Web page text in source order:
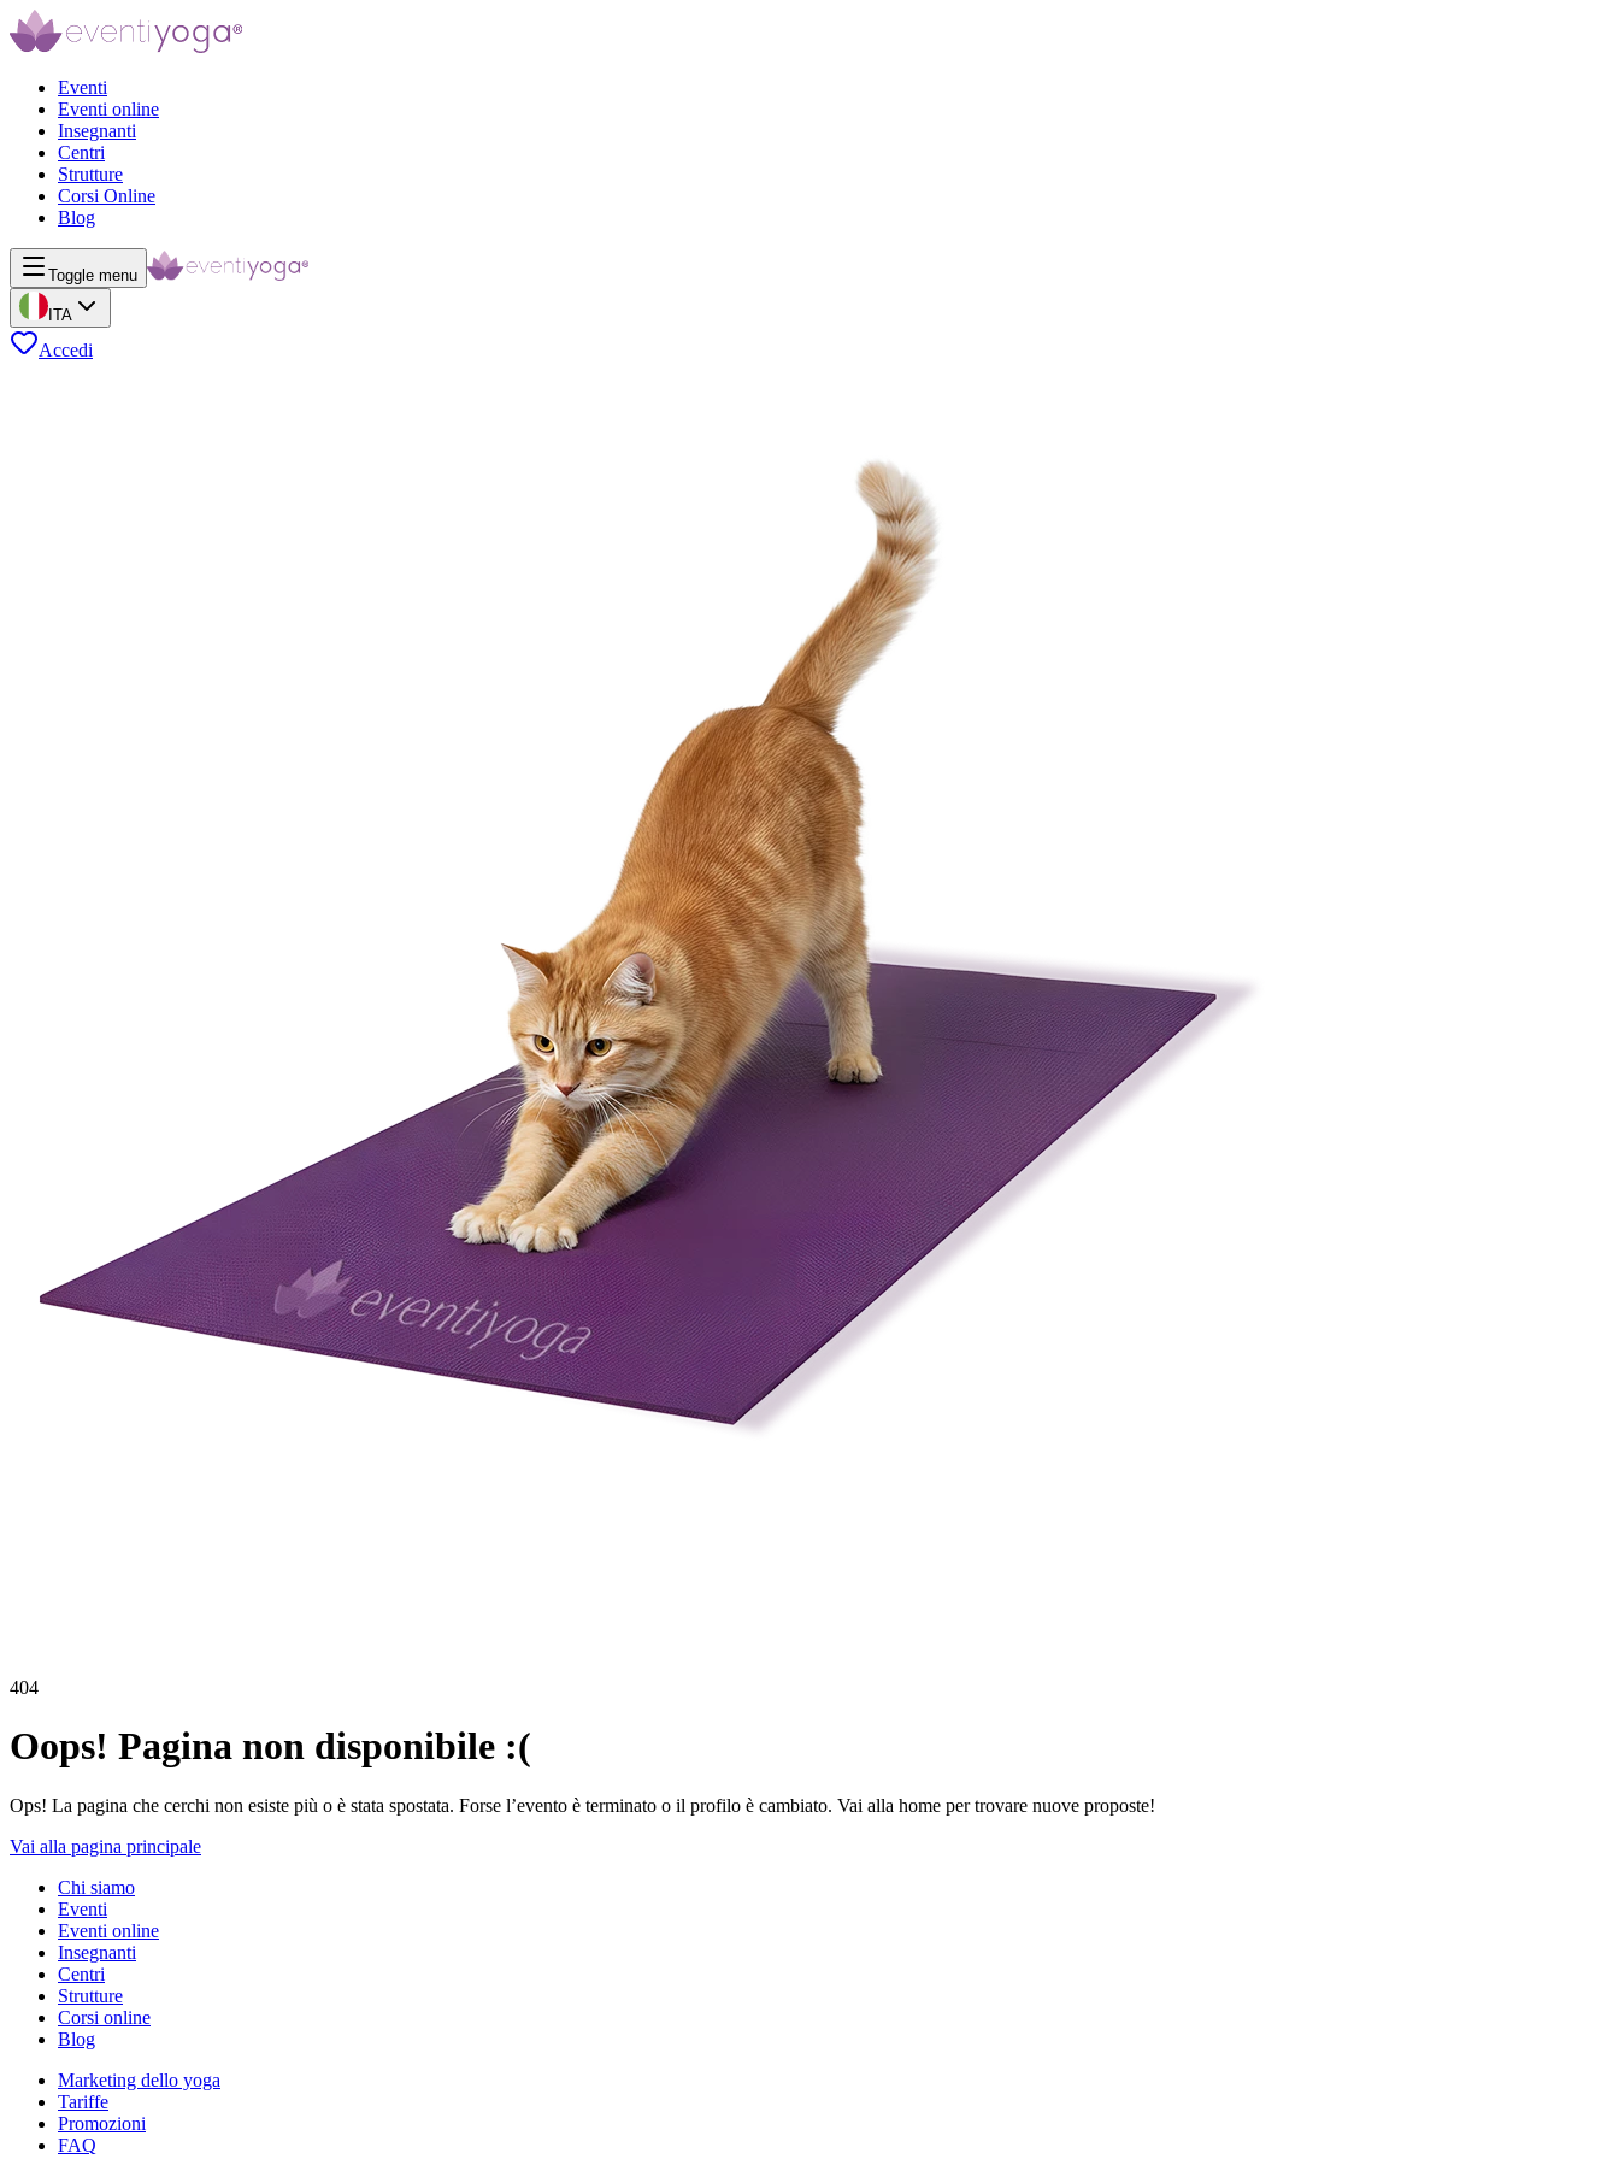
Eventi
Eventi online
Insegnanti
Centri
Strutture
Corsi Online
Blog
Toggle menu
ITA
Accedi
404
Oops! Pagina non disponibile :(
Ops! La pagina che cerchi non esiste più o è stata spostata. Forse l’evento è terminato o il profilo è cambiato. Vai alla home per trovare nuove proposte!
Vai alla pagina principale
Chi siamo
Eventi
Eventi online
Insegnanti
Centri
Strutture
Corsi online
Blog
Marketing dello yoga
Tariffe
Promozioni
FAQ